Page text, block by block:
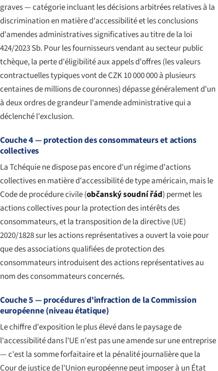
graves — catégorie incluant les décisions arbitrées relatives à la
discrimination en matière d'accessibilité et les conclusions
d'amendes administratives significatives au titre de la loi
424/2023 Sb. Pour les fournisseurs vendant au secteur public
tchèque, la perte d'éligibilité aux appels d'offres (les valeurs
contractuelles typiques vont de CZK 10 000 000 à plusieurs
centaines de millions de couronnes) dépasse généralement d'un
à deux ordres de grandeur l'amende administrative qui a
déclenché l'exclusion.
Couche 4 — protection des consommateurs et actions
collectives
La Tchéquie ne dispose pas encore d'un régime d'actions
collectives en matière d'accessibilité de type américain, mais le
Code de procédure civile (občanský soudní řád) permet les
actions collectives pour la protection des intérêts des
consommateurs, et la transposition de la directive (UE)
2020/1828 sur les actions représentatives a ouvert la voie pour
que des associations qualifiées de protection des
consommateurs introduisent des actions représentatives au
nom des consommateurs concernés.
Couche 5 — procédures d'infraction de la Commission
européenne (niveau étatique)
Le chiffre d'exposition le plus élevé dans le paysage de
l'accessibilité dans l'UE n'est pas une amende sur une entreprise
— c'est la somme forfaitaire et la pénalité journalière que la
Cour de justice de l'Union européenne peut imposer à un État